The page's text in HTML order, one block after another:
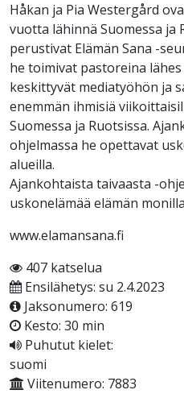
Håkan ja Pia Westergård
vuotta lähinnä Suomessa ja
perustivat Elämän Sana -
he toimivat pastoreina
keskittyvät mediatyöhön ja
enemmän ihmisiä
Suomessa ja Ruotsissa.
ohjelmassa he opettavat
alueilla.
Ajankohtaista taivaasta -
uskonelämää elämän
www.elamansana.fi
407 katselua
Ensilähetys: su 2.4.2023
Jaksonumero: 619
Kesto: 30 min
Puhutut kielet:
suomi
Viitenumero: 7883